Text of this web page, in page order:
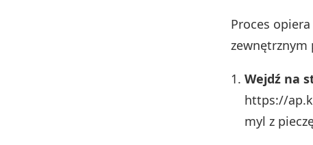
Proces
zewnętrznym
Wejdź na
https://
myl z